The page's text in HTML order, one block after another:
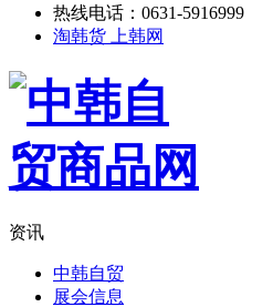
热线电话：0631-5916999
淘韩货 上韩网
资讯
中韩自贸
展会信息